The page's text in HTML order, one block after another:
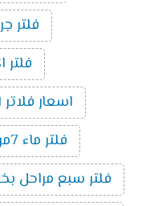
فلتر
فلتر
اسعار فلاتر المياه 7
فلتر ماء 7مراحل
فلتر سبع مراحل